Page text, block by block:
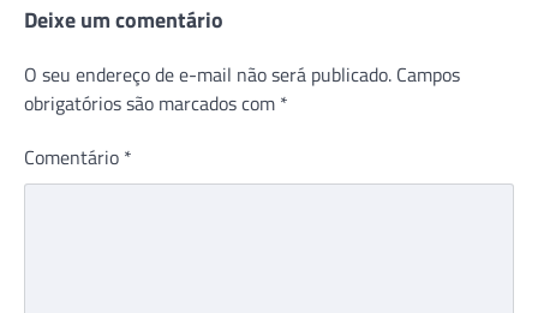
Deixe um comentário
O seu endereço de e-mail não será publicado. Campos
obrigatórios são marcados com *
Comentário *